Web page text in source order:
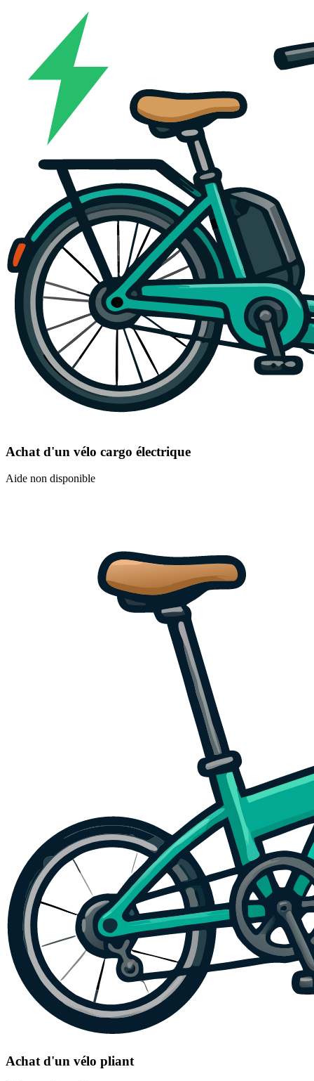
Achat d'un vélo cargo électrique
Aide non disponible
Achat d'un vélo pliant